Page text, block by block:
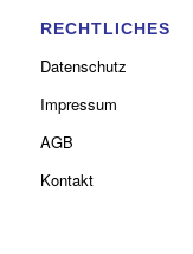
RECHTLICHES
Datenschutz
Impressum
AGB
Kontakt